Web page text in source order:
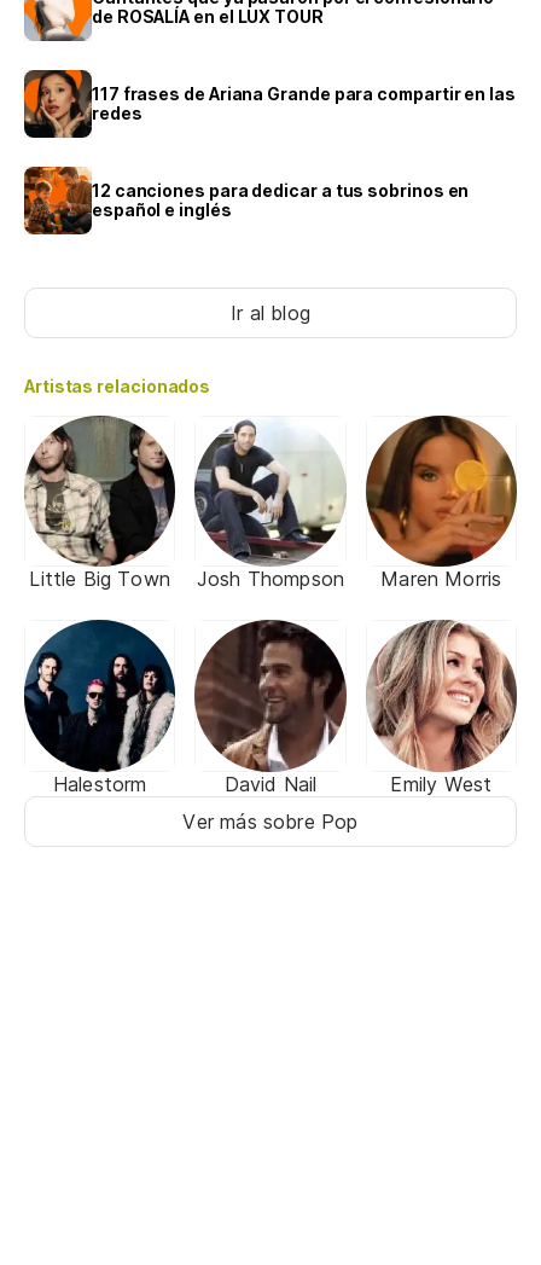
de ROSALÍA en el LUX TOUR
117 frases de Ariana Grande para compartir en las
redes
12 canciones para dedicar a tus sobrinos en
español e inglés
Ir al blog
Artistas relacionados
Little Big Town Josh Thompson Maren Morris
Halestorm David Nail
Emily West
Ver más sobre Pop